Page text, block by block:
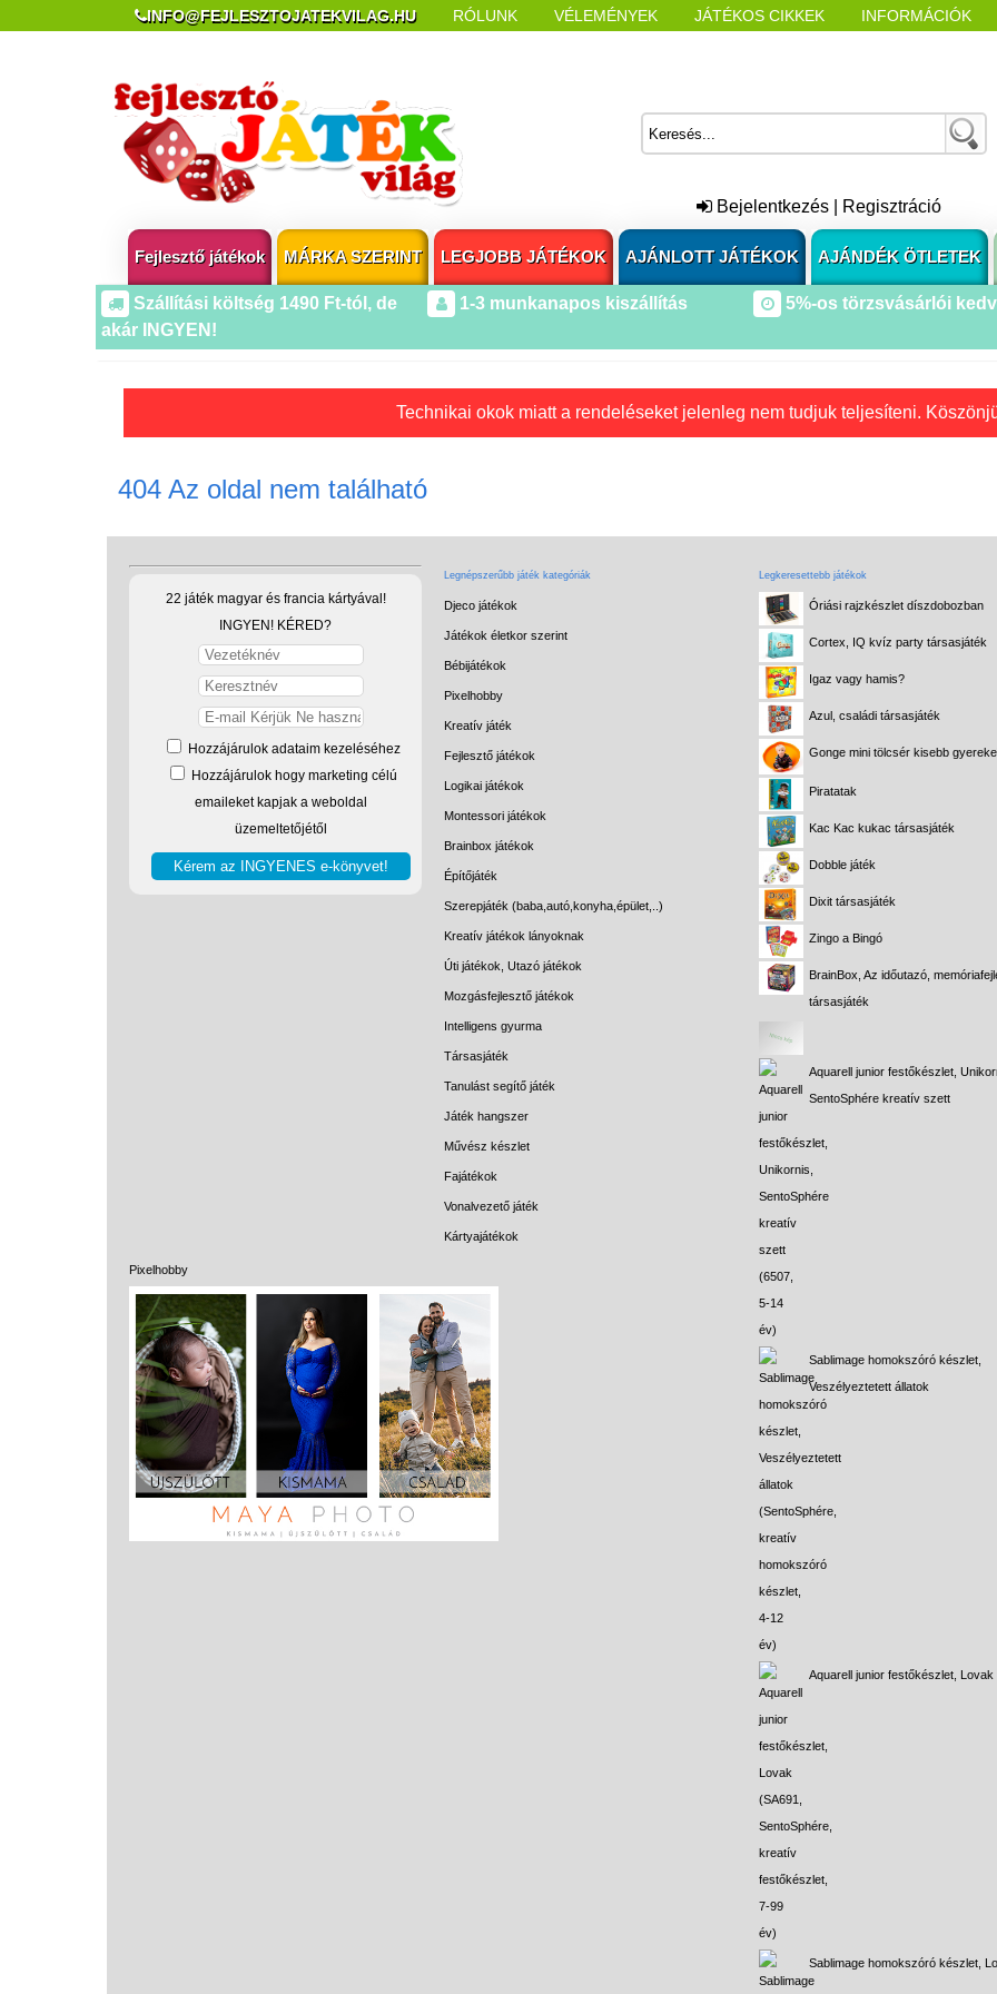
INFO@FEJLESZTOJATEKVILAG.HU RÓLUNK VÉLEMÉNYEK JÁTÉKOS CIKKEK INFORMÁCIÓK
Bejelentkezés Regisztráció
Fejlesztő játékok MÁRKA SZERINT LEGJOBB JÁTÉKOK AJÁNLOTT JÁTÉKOK AJÁNDÉK ÖTLETEK
Szállítási költség 1490 Ft-tól, de
akár INGYEN!
1-3 munkanapos kiszállítás 5%-os törzsvásárlói
Technikai okok miatt a rendeléseket jelenleg nem tudjuk teljesíteni.
404 Az oldal nem található
22 játék magyar és francia kártyával!
INGYEN! KÉRED?
Hozzájárulok adataim kezeléséhez
Hozzájárulok hogy marketing célú
emaileket kapjak a weboldal
üzemeltetőjétől
Pixelhobby
Legnépszerűbb játék kategóriák
Djeco játékok
Játékok életkor szerint
Bébijátékok
Pixelhobby
Kreatív játék
Fejlesztő játékok
Logikai játékok
Montessori játékok
Brainbox játékok
Építőjáték
Szerepjáték (baba,autó,konyha,épület,..)
Kreatív játékok lányoknak
Úti játékok, Utazó játékok
Mozgásfejlesztő játékok
Intelligens gyurma
Társasjáték
Tanulást segítő játék
Játék hangszer
Művész készlet
Fajátékok
Vonalvezető játék
Kártyajátékok
Legkeresettebb játékok
Óriási rajzkészlet díszdobozban
Cortex, IQ kvíz party társasjáték
Igaz vagy hamis?
Azul, családi társasjáték
Gonge mini tölcsér kisebb
Piratatak
Kac Kac kukac társasjáték
Dobble játék
Dixit társasjáték
Zingo a Bingó
BrainBox, Az időutazó,
társasjáték
Aquarell junior festőkészlet,
SentoSphére kreatív szett
Sablimage homokszóró készlet,
Veszélyeztetett állatok
Aquarell junior festőkészlet, Lovak
Sablimage homokszóró készlet,